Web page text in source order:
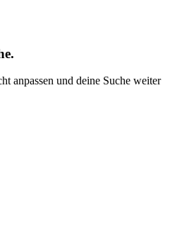
anpassen und deine Suche weiter